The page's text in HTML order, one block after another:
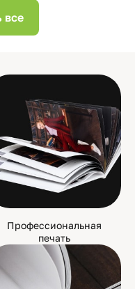
все
Профессиональная
печать